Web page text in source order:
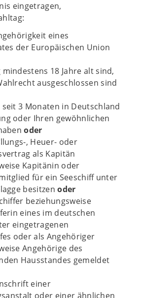
eingetragen,
eines
der Europäischen Union
18 Jahre alt sind,
ausgeschlossen sind
3 Monaten in Deutschland
oder Ihren gewöhnlichen
oder
, Heuer- oder
als Kapitän
Kapitänin oder
für ein Seeschiff unter
besitzenoder
beziehungsweise
eines im deutschen
eingetragenen
oder als Angehöriger
Angehörige des
Hausstandes gemeldet
einer
oder einer ähnlichen